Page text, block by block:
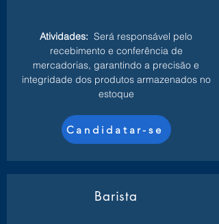
Atividades: Será responsável pelo
recebimento e conferência de
mercadorias, garantindo a precisão e
integridade dos produtos armazenados no
estoque
Candidatar-se
Barista